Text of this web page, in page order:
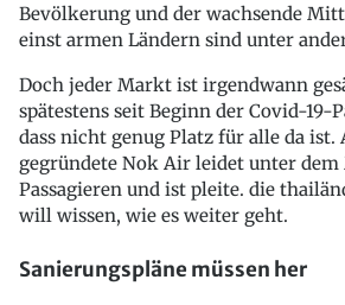
Bevölkerung und der wachsende
einst armen Ländern sind unter
Doch jeder Markt ist irgendwann
spätestens seit Beginn der Covid-19-
dass nicht genug Platz für alle da ist.
gegründete Nok Air leidet unter dem
Passagieren und ist pleite. die
will wissen, wie es weiter geht.
Sanierungspläne müssen her